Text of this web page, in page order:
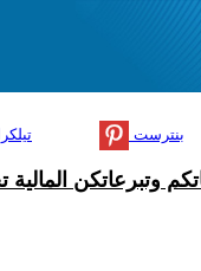
بنترست
وتبرعاتكن